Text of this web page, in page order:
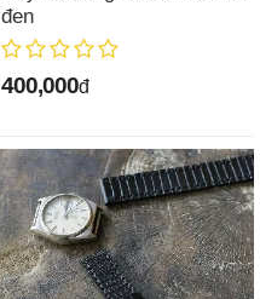
đen
400,000đ